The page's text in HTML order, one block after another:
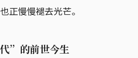
正慢慢褪去光芒。
”的前世今生